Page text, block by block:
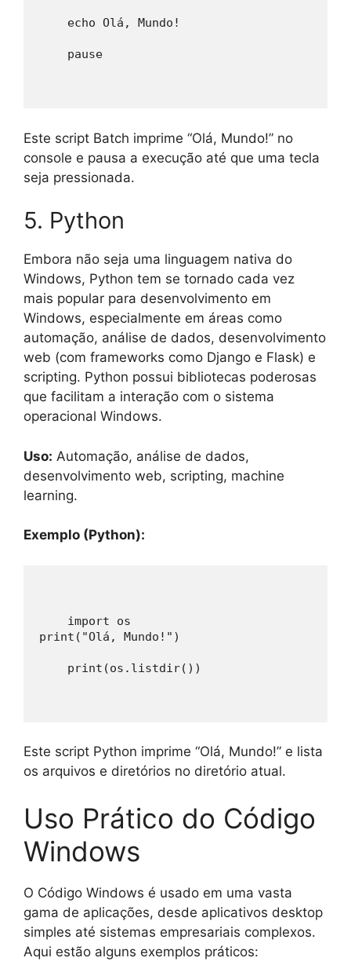
    echo Olá, Mundo!
    pause
Este script Batch imprime “Olá, Mundo!” no
console e pausa a execução até que uma tecla
seja pressionada.
5. Python
Embora não seja uma linguagem nativa do
Windows, Python tem se tornado cada vez
mais popular para desenvolvimento em
Windows, especialmente em áreas como
automação, análise de dados, desenvolvimento
web (com frameworks como Django e Flask) e
scripting. Python possui bibliotecas poderosas
que facilitam a interação com o sistema
operacional Windows.
Uso: Automação, análise de dados,
desenvolvimento web, scripting, machine
learning.
Exemplo (Python):
    import os
print("Olá, Mundo!")
    print(os.listdir())
Este script Python imprime “Olá, Mundo!” e lista
os arquivos e diretórios no diretório atual.
Uso Prático do Código
Windows
O Código Windows é usado em uma vasta
gama de aplicações, desde aplicativos desktop
simples até sistemas empresariais complexos.
Aqui estão alguns exemplos práticos: